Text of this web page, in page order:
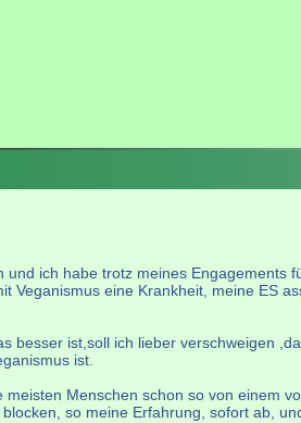
ich habe trotz meines
Veganismus eine Krankheit, meine ES
besser ist,soll ich lieber verschweigen
ist.
Menschen schon so von einem
so meine Erfahrung, sofort ab,